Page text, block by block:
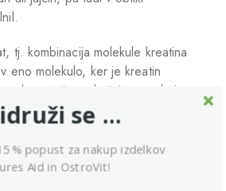
tj. kombinacija molekule kreatina
eno molekulo, ker je kreatin
brez težav združuje z vodo in
odlična asimilacija.
je po strukturi najpreprostejša
spojina, ki je med športniki
se ...
% popust za nakup izdelkov
Aid in OstroVit!